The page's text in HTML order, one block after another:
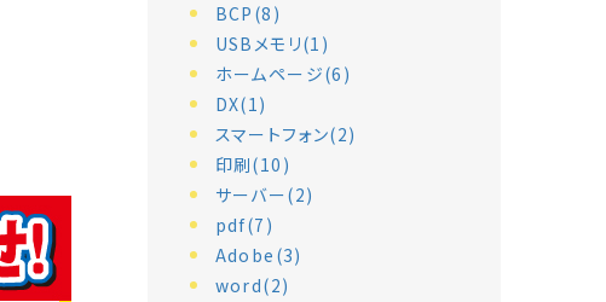
BCP(8)
USBメモリ(1)
ホームページ(6)
DX(1)
スマートフォン(2)
印刷(10)
サーバー(2)
pdf(7)
Adobe(3)
word(2)